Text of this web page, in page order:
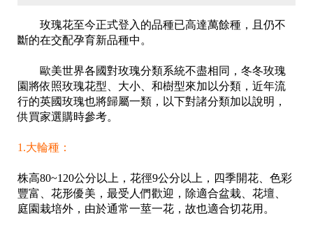
玫瑰花至今正式登入的品種已高達萬餘種，且仍不
斷的在交配孕育新品種中。
歐美世界各國對玫瑰分類系統不盡相同，冬冬玫瑰
園將依照玫瑰花型、大小、和樹型來加以分類，近年流
行的英國玫瑰也將歸屬一類，以下對諸分類加以說明，
供買家選購時參考。
1.大輪種：
株高80~120公分以上，花徑9公分以上，四季開花、色彩
豐富、花形優美，最受人們歡迎，除適合盆栽、花壇、
庭園栽培外，由於通常一莖一花，故也適合切花用。